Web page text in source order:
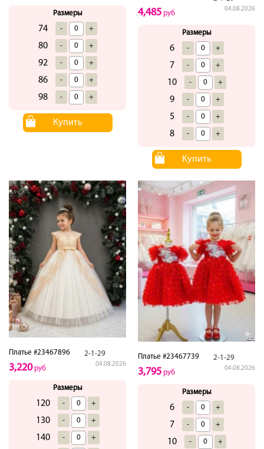
Размеры
74 - +
80 - +
92 - +
86 - +
98 - +
Купить
04.08.2026
4,485 руб
Размеры
6 - +
7 - +
10 - +
9 - +
5 - +
8 - +
Купить
Платье #23467896 2-1-29
04.08.2026
3,220руб
Размеры
120 - +
130 - +
140 - +
Платье #23467739 2-1-29
04.08.2026
3,795 руб
Размеры
6 - +
7 - +
10 - +